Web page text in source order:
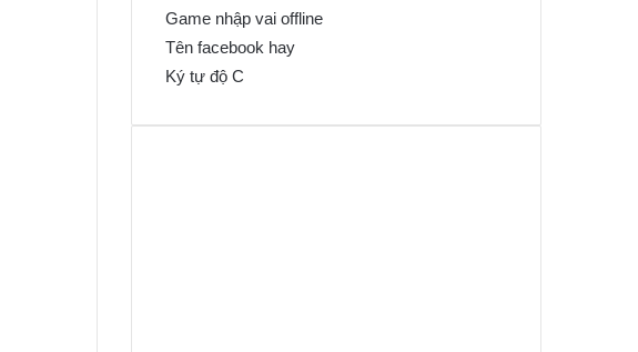
Game nhập vai offline
Tên facebook hay
Ký tự độ C